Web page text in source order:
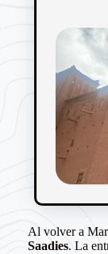
Al volver a
Saadies. La